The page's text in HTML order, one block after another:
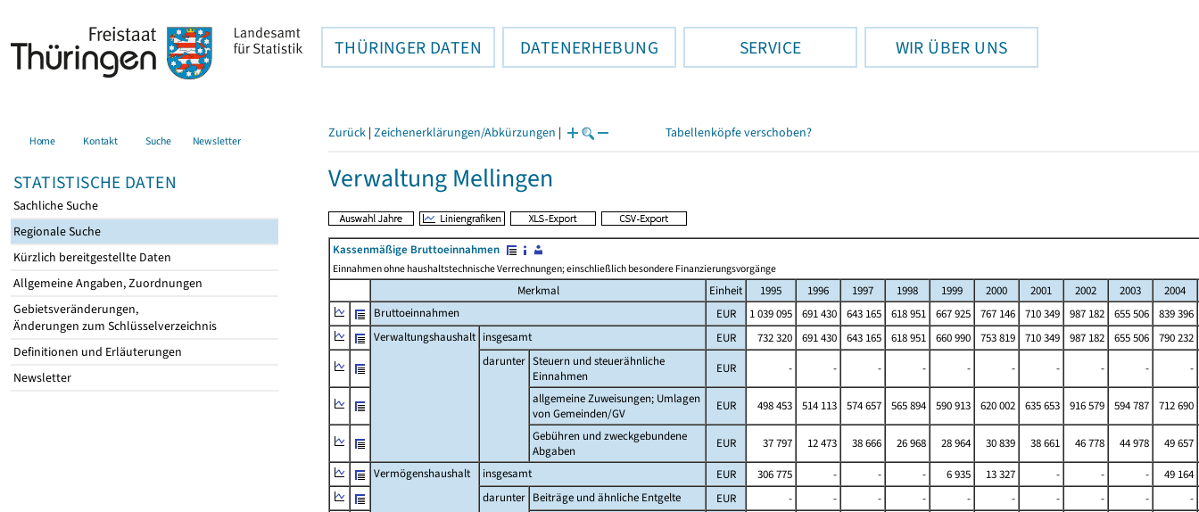
THÜRINGER DATEN DATENERHEBUNG SERVICE WIR ÜBER UNS
Home Kontakt Suche Newsletter
STATISTISCHE DATEN
Sachliche Suche
Regionale Suche
Kürzlich bereitgestellte Daten
Allgemeine Angaben, Zuordnungen
Gebietsveränderungen,
Änderungen zum Schlüsselverzeichnis
Definitionen und Erläuterungen
Newsletter
Zurück | Zeichenerklärungen/Abkürzungen | Tabellenköpfe verschoben?
Verwaltung Mellingen
Kassenmäßige Bruttoeinnahmen
Einnahmen ohne haushaltstechnische Verrechnungen; einschließlich besondere Finanzierungsvorgänge
Merkmal Einheit 1995 1996 1997 1998 1999 2000 2001 2002 2003
2004
Bruttoeinnahmen
EUR 1 039 095 691 430 643 165 618 951 667 925 767 146 710 349 987 182 655 506
839 396
Verwaltungshaushalt insgesamt EUR 732 320 691 430 643 165 618 951 660 990 753 819 710 349 987 182 655 506
790 232
darunter Steuern und steuerähnliche
Einnahmen
EUR - - - - - - - - -
-
allgemeine Zuweisungen; Umlagen
von Gemeinden/GV
EUR 498 453 514 113 574 657 565 894 590 913 620 002 635 653 916 579 594 787
712 690
Gebühren und zweckgebundene
Abgaben
EUR 37 797 12 473 38 666 26 968 28 964 30 839 38 661 46 778 44 978
49 657
Vermögenshaushalt
insgesamt EUR 306 775 - - - 6 935 13 327 - - -
49 164
darunter Beiträge und ähnliche Entgelte EUR - - - - - - - - -
-